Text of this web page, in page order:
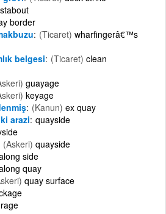
border
(Ticaret) wharfingerâ€™s
belgesi (Ticaret) clean
guayage
keyage
(Kanun) ex quay
arazi quayside
(Askeri) quayside
side
quay
quay surface